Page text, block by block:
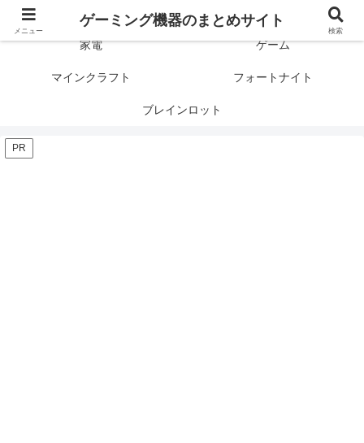
ゲーミング製品の口コミや評判と比較を紹介します！
家電 ゲーム
マインクラフト フォートナイト
ブレインロット
PR
メニュー
ゲーミング機器のまとめサイト
検索